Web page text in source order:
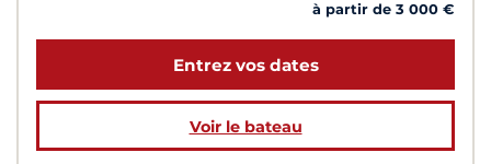
à partir de 3 000 €
Entrez vos dates
Voir le bateau